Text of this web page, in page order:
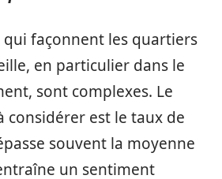
qui façonnent les quartiers
en particulier dans le
sont complexes. Le
considérer est le taux de
souvent la moyenne
un sentiment